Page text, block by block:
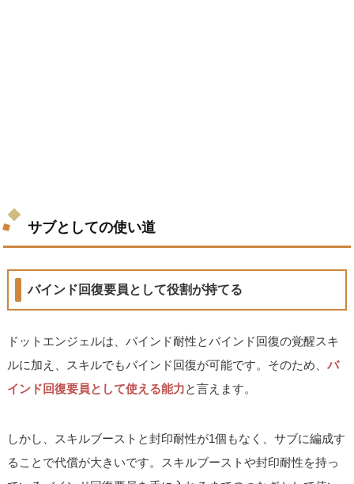
サブとしての使い道
バインド回復要員として役割が持てる
ドットエンジェルは、バインド耐性とバインド回復の覚醒スキ
ルに加え、スキルでもバインド回復が可能です。そのため、バ
インド回復要員として使える能力と言えます。
しかし、スキルブーストと封印耐性が1個もなく、サブに編成す
ることで代償が大きいです。スキルブーストや封印耐性を持っ